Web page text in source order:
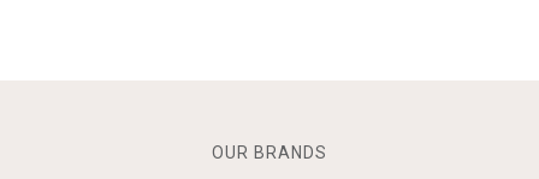
OUR BRANDS